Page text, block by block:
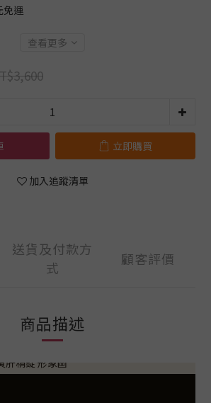
免運
查看更多
立即購買
加入追蹤清單
送貨及付款方
式
顧客評價
商品描述